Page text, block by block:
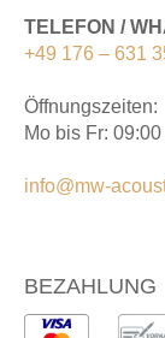
TELEFON /
+49 176 – 631
Öffnungszeiten:
Mo bis Fr:
info@mw-
BEZAHLUNG